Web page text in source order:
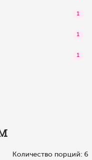
1
1
1
Количество порций: 6